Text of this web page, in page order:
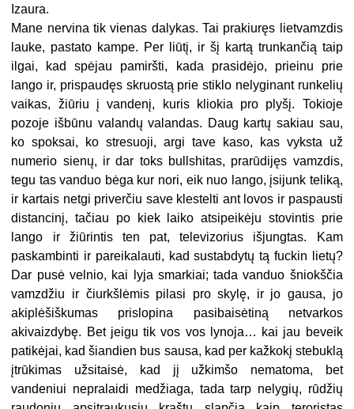
Izaura.
Mane nervina tik vienas dalykas. Tai prakiuręs lietvamzdis
lauke, pastato kampe. Per liūtį, ir šį kartą trunkančią taip
ilgai, kad spėjau pamiršti, kada prasidėjo, prieinu prie
lango ir, prispaudęs skruostą prie stiklo nelyginant runkelių
vaikas, žiūriu į vandenį, kuris kliokia pro plyšį. Tokioje
pozoje išbūnu valandų valandas. Daug kartų sakiau sau,
ko spoksai, ko stresuoji, argi tave kaso, kas vyksta už
numerio sienų, ir dar toks bullshitas, prarūdijęs vamzdis,
tegu tas vanduo bėga kur nori, eik nuo lango, įsijunk teliką,
ir kartais netgi priverčiu save klestelti ant lovos ir paspausti
distancinį, tačiau po kiek laiko atsipeikėju stovintis prie
lango ir žiūrintis ten pat, televizorius išjungtas. Kam
paskambinti ir pareikalauti, kad sustabdytų tą fuckin lietų?
Dar pusė velnio, kai lyja smarkiai; tada vanduo šniokščia
vamzdžiu ir čiurkšlėmis pilasi pro skylę, ir jo gausa, jo
akiplėšiškumas prislopina pasibaisėtiną netvarkos
akivaizdybę. Bet jeigu tik vos vos lynoja… kai jau beveik
patikėjai, kad šiandien bus sausa, kad per kažkokį stebuklą
įtrūkimas užsitaisė, kad jį užkimšo nematoma, bet
vandeniui nepralaidi medžiaga, tada tarp nelygių, rūdžių